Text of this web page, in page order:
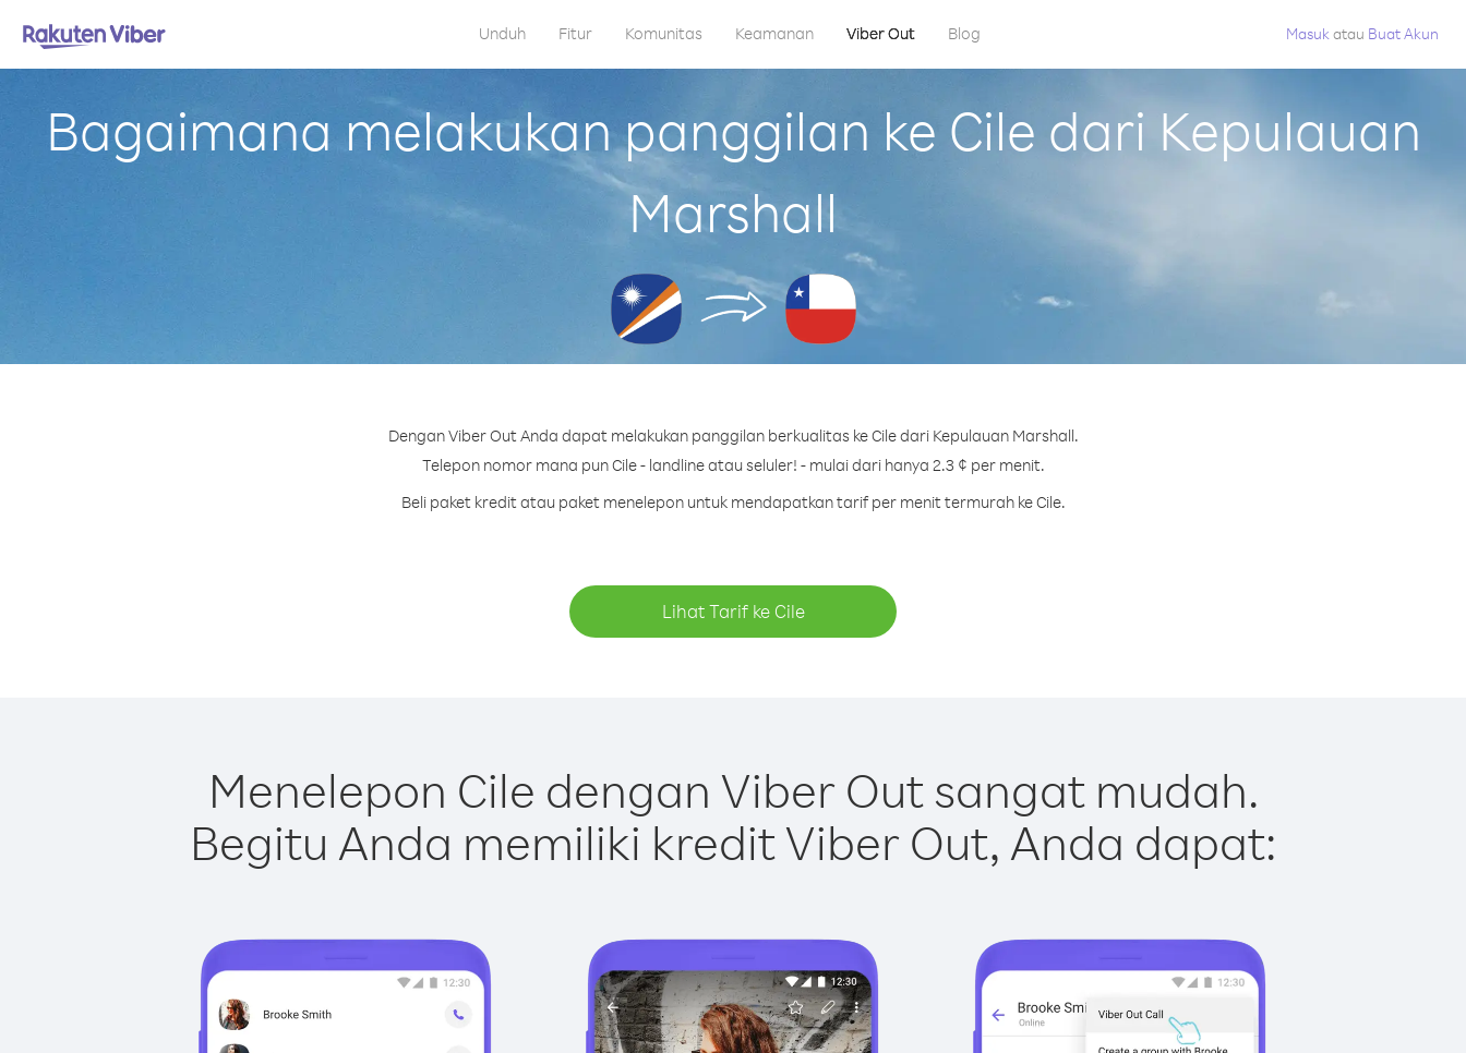
Unduh Fitur Komunitas Keamanan Viber Out Blog Masuk atau Buat Akun
Bagaimana melakukan panggilan ke Cile dari Kepulauan
Marshall
Dengan Viber Out Anda dapat melakukan panggilan berkualitas ke Cile dari Kepulauan Marshall.
Telepon nomor mana pun Cile - landline atau seluler! - mulai dari hanya 2.3 ¢ per menit.
Beli paket kredit atau paket menelepon untuk mendapatkan tarif per menit termurah ke Cile.
Lihat Tarif ke Cile
Menelepon Cile dengan Viber Out sangat mudah.
Begitu Anda memiliki kredit Viber Out, Anda dapat: